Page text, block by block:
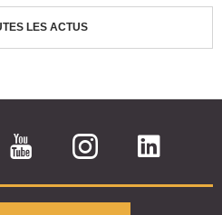
LES ACTUS